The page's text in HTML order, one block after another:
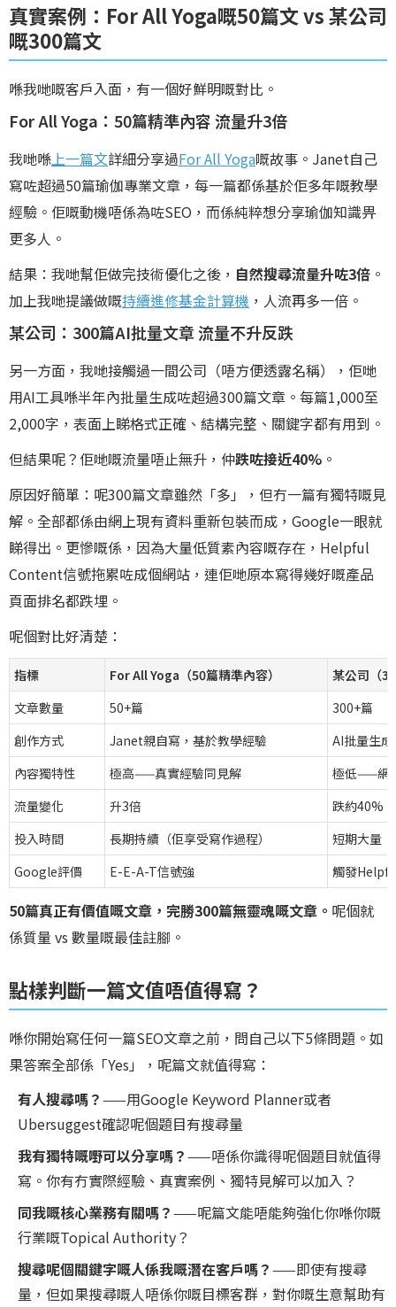
真實案例：For All Yoga嘅50篇文 vs 某公司
嘅300篇文
喺我哋嘅客戶入面，有一個好鮮明嘅對比。
For All Yoga：50篇精準內容 流量升3倍
我哋喺上一篇文詳細分享過For All Yoga嘅故事。Janet自己
寫咗超過50篇瑜伽專業文章，每一篇都係基於佢多年嘅教學
經驗。佢嘅動機唔係為咗SEO，而係純粹想分享瑜伽知識畀
更多人。
結果：我哋幫佢做完技術優化之後， 自然搜尋流量升咗3倍 。
加上我哋提議做嘅持續進修基金計算機 ，人流再多一倍。
某公司：300篇AI批量文章 流量不升反跌
另一方面，我哋接觸過一間公司（唔方便透露名稱），佢哋
用AI工具喺半年內批量生成咗超過300篇文章。每篇1,000至
2,000字，表面上睇格式正確、結構完整、關鍵字都有用到。
但結果呢？佢哋嘅流量唔止無升，仲跌咗接近40% 。
原因好簡單：呢300篇文章雖然「多」，但冇一篇有獨特嘅見
解。全部都係由網上現有資料重新包裝而成，Google一眼就
睇得出。更慘嘅係，因為大量低質素內容嘅存在，Helpful
Content信號拖累咗成個網站，連佢哋原本寫得幾好嘅產品
頁面排名都跌埋。
呢個對比好清楚：
指標 For All Yoga（50篇精準內容）
某公司（
文章數量
50+篇
300+篇
創作方式
Janet親自寫，基於教學經驗
AI批量生
內容獨特性
極高——真實經驗同見解
極低——網
流量變化
升3倍
跌約40%
投入時間
長期持續（佢享受寫作過程）
短期大量
Google評價
E-E-A-T信號強 觸發
50篇真正有價值嘅文章，完勝300篇無靈魂嘅文章。 呢個就
係質量 vs 數量嘅最佳註腳。
點樣判斷一篇文值唔值得寫？
喺你開始寫任何一篇SEO文章之前，問自己以下5條問題。如
果答案全部係「Yes」，呢篇文就值得寫：
有人搜尋嗎？——用Google Keyword Planner或者
Ubersuggest確認呢個題目有搜尋量
我有獨特嘅嘢可以分享嗎？——唔係你識得呢個題目就值得
寫。你有冇實際經驗、真實案例、獨特見解可以加入？
同我嘅核心業務有關嗎？——呢篇文能唔能夠強化你喺你嘅
行業嘅Topical Authority？
搜尋呢個關鍵字嘅人係我嘅潛在客戶嗎？——即使有搜尋
量，但如果搜尋嘅人唔係你嘅目標客群，對你嘅生意幫助有